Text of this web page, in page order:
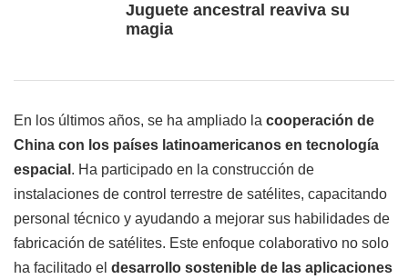
Juguete ancestral reaviva su
magia
En los últimos años, se ha ampliado la cooperación de
China con los países latinoamericanos en tecnología
espacial . Ha participado en la construcción de
instalaciones de control terrestre de satélites, capacitando
personal técnico y ayudando a mejorar sus habilidades de
fabricación de satélites. Este enfoque colaborativo no solo
ha facilitado el desarrollo sostenible de las aplicaciones